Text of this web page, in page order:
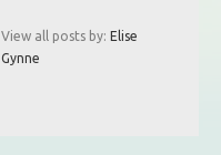
View all posts by: Elise
Gynne